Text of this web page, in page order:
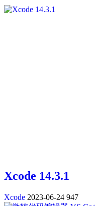
Xcode 14.3.1
Xcode 2023-06-24 947